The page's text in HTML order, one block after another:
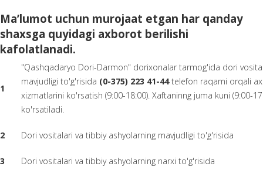
Ma’lumot uchun murojaat etgan har qanday
shaxsga quyidagi axborot berilishi
kafolatlanadi.
1
"Qashqadaryo Dori-Darmon" dorixonalar tarmog'ida dori
mavjudligi to'g'risida (0-375) 223 41-44telefon raqami orqali
xizmatlarini ko'rsatish (9:00-18:00). Xaftaninng juma kuni (9:00-
ko'rsatiladi.
2 Dori vositalari va tibbiy ashyolarning mavjudligi to'g'risida
3 Dori vositalari va tibbiy ashyolarning narxi to'g'risida